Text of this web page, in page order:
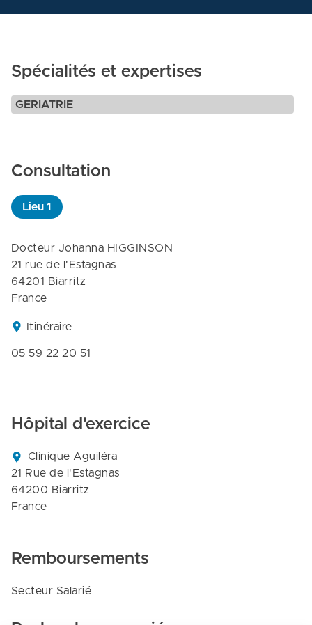
Spécialités et expertises
GERIATRIE
Consultation
Lieu 1
Docteur Johanna HIGGINSON
21 rue de l'Estagnas
64201 Biarritz
France
Itinéraire
05 59 22 20 51
Hôpital d'exercice
Clinique Aguiléra
21 Rue de l'Estagnas
64200 Biarritz
France
Remboursements
Secteur Salarié